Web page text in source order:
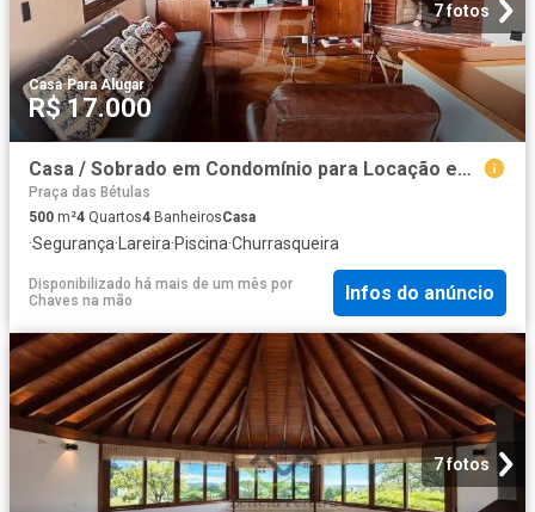
7 fotos
Casa·Para Alugar
R$ 17.000
Casa / Sobrado em Condomínio para Locação em Barueri/SP Alphaville 4 Quartos
Praça das Bétulas
500 m²4 Quartos4 BanheirosCasa
·Segurança· Lareira·Piscina·Churrasqueira
Disponibilizado há mais de um mês por
Chaves na mão
Infos do anúncio
7 fotos